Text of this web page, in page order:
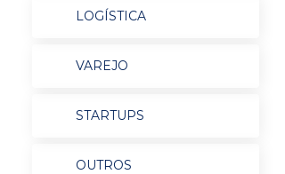
LOGÍSTICA
VAREJO
STARTUPS
OUTROS